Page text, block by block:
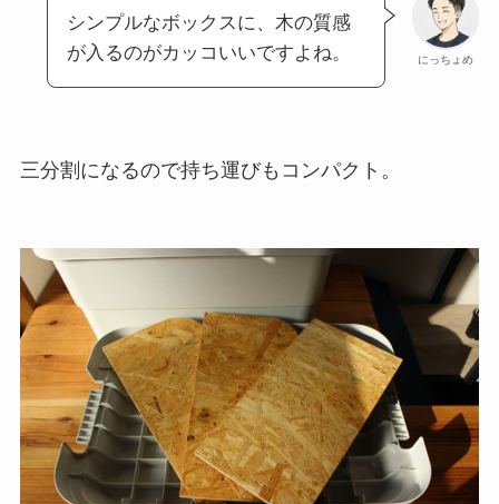
にっちょめ
シンプルなボックスに、木の質感
が入るのがカッコいいですよね。
三分割になるので持ち運びもコンパクト。